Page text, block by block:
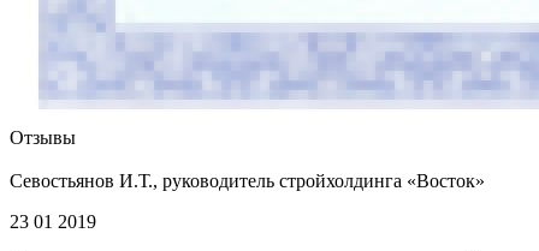
Отзывы
Севостьянов И.Т., руководитель стройхолдинга «Восток»
23 01 2019